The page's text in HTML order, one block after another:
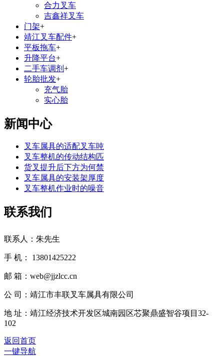
合力叉车
吉鑫祥叉车
门架+
靖江叉车配件+
平板拖车+
升降平台+
二手车调剂 +
轮胎批发+
充气胎
实心胎
新闻中心
叉车属具的适配叉车吨
叉车整机的传动结构匹
货叉提升后下方为何禁
叉车属具的安装架厚度
叉车整机作业时的噪音
联系我们
联系人：朱先生
手 机： 13801425222
邮 箱：web@jjzlcc.cn
公 司：靖江市丰联叉车属具有限公司
地 址：靖江经济技术开发区城南园区芯聚鼎盛智谷项目32-
102
返回首页
一键导航